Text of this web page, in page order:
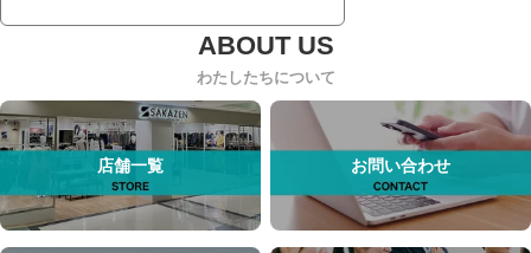
わたしたちについて
店舗一覧 お問い合わせ